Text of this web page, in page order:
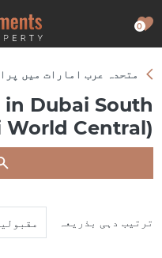
0
متحدہ عرب امارات میں
Dubai South
World Central)
ترتیب دہی بذریعہ